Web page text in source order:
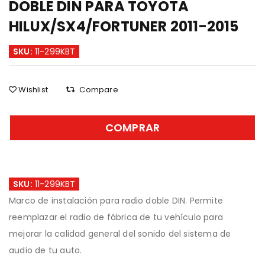
DOBLE DIN PARA TOYOTA
HILUX/SX4/FORTUNER 2011-2015
SKU: 11-299KBT
Wishlist Compare
COMPRAR
SKU: 11-299KBT
Marco de instalación para radio doble DIN. Permite
reemplazar el radio de fábrica de tu vehículo para
mejorar la calidad general del sonido del sistema de
audio de tu auto.